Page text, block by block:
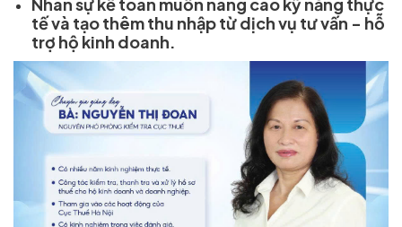
tế và tạo thêm thu nhập từ dịch vụ tư vấn - hỗ
trợ hộ kinh doanh.